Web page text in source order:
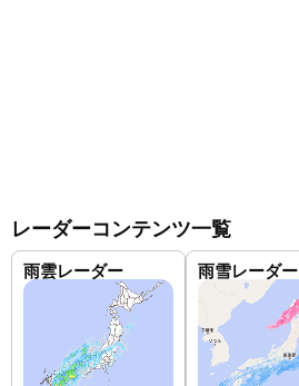
レーダーコンテンツ一覧
雨雲レーダー 雨雪レーダー